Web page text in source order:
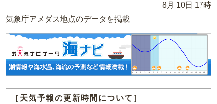
8月 10日 17時
気象庁アメダス地点のデータを掲載
［天気予報の更新時間について］